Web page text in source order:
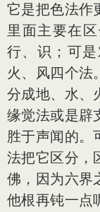
它是把色法作
里面主要在
行、识；可是
火、风四个法
分成地、水、
缘觉法或是辟
胜于声闻的。
法把它区分，
佛，因为六界
他根再钝一点